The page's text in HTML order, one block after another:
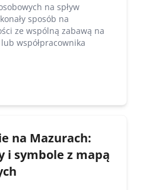
na spływ
sposób na
ze wspólną zabawą na
współpracownika
na Mazurach:
i symbole z mapą